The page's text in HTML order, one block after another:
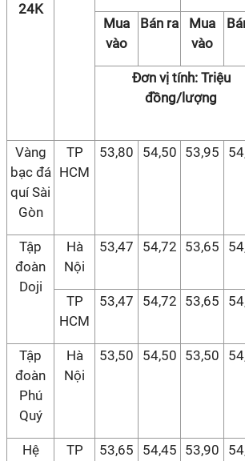
24K
Mua
vào
Bán ra
Mua
vào
Đơn vị tính: Triệu
đồng/lượng
Vàng
bạc đá
quí Sài
Gòn
TP
HCM
53,80 54,50 53,95
Tập
đoàn
Doji
Hà
Nội
53,47 54,72 53,65
TP
HCM
53,47 54,72 53,65
Tập
đoàn
Phú
Quý
Hà
Nội
53,50 54,50 53,50
Hệ
TP
53,65 54,45 53,90